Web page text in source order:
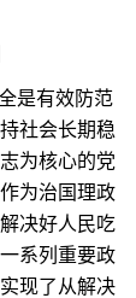
是有效防范
社会长期稳
为核心的党
为治国理政
决好人民吃
系列重要政
现了从解决